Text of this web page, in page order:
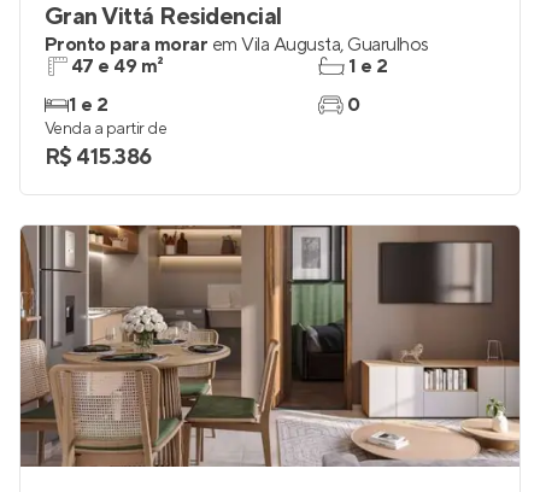
Gran Vittá Residencial
Pronto para morar em Vila Augusta, Guarulhos
47 e 49 m²
1 e 2
1 e 2
0
Venda a partir de
R$ 415.386